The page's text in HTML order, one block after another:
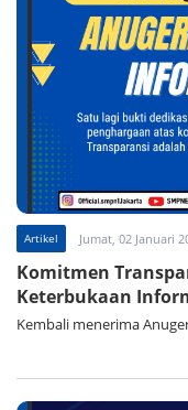
Artikel Jumat, 02 Januari
Komitmen
Keterbukaan
Kembali menerima